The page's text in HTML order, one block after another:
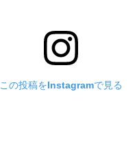
この投稿をInstagramで見る